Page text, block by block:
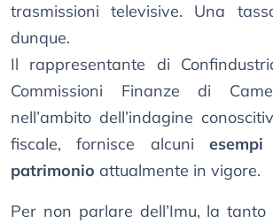
trasmissioni televisive. Una
dunque.
Il rappresentante di
Commissioni Finanze di
nell’ambito dell’indagine
fiscale, fornisce alcuni
patrimonio attualmente in vigore.
Per non parlare dell’Imu, la